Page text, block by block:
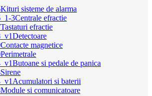
Kituri sisteme de alarma
Centrale efractie
Tastaturi efractie
Detectoare
Contacte magnetice
Perimetrale
Butoane si pedale de panica
Sirene
Acumulatori si baterii
Module si comunicatoare